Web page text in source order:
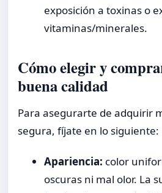
exposición a toxinas o
vitaminas/minerales.
Cómo elegir y
buena calidad
Para asegurarte de adquirir
segura, fíjate en lo siguiente:
Apariencia: color
oscuras ni mal olor. La